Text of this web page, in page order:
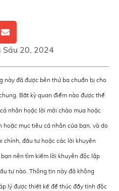
Sáu 20, 2024
này đã được bên thứ ba chuẩn bị cho
Bất kỳ quan điểm nào được thể
nhân hoặc lời mời chào mua hoặc
mục tiêu cá nhân của bạn, và do
chính, đầu tư hoặc các lời khuyên
nên tìm kiếm lời khuyên độc lập
tư nào. Thông tin này đã không
lý được thiết kế để thúc đẩy tính độc